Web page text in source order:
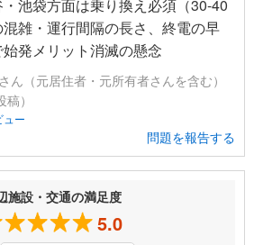
池袋方面は乗り換え必須（30-40
雑・運行間隔の長さ、終電の早
発メリット消滅の懸念
ん（元居住者・元所有者さんを含む）
）
ュー
問題を報告する
施設・交通の満足度
5.0